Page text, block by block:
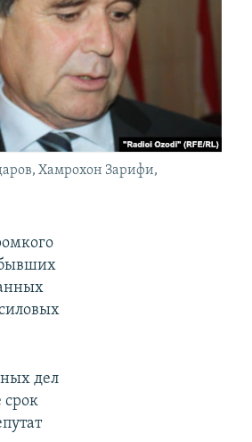
Хамрохон Зарифи,
бывших
дел
срок